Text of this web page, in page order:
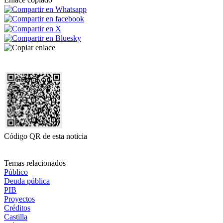
Código QR de esta noticia
Temas relacionados
Público
Deuda pública
PIB
Proyectos
Créditos
Castilla